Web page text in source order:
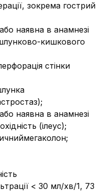
зокрема гострий
наявна в анамнезі
кишкового
стінки
наявна в анамнезі
(ілеус);
< 30 мл/хв/1, 73